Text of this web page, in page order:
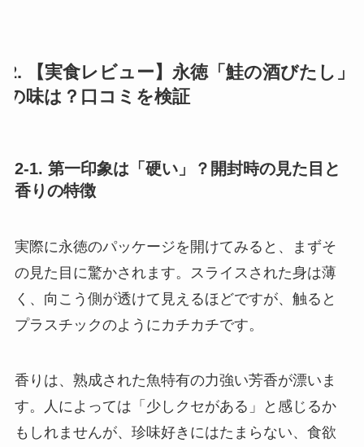
2. 【実食レビュー】永徳「鮭の酒びたし」
の味は？口コミを検証
2-1. 第一印象は「硬い」？開封時の見た目と
香りの特徴
実際に永徳のパッケージを開けてみると、まずそ
の見た目に驚かされます。スライスされた身は薄
く、向こう側が透けて見えるほどですが、触ると
プラスチックのようにカチカチです。
香りは、熟成された魚特有の力強い芳香が漂いま
す。人によっては「少しクセがある」と感じるか
もしれませんが、珍味好きにはたまらない、食欲